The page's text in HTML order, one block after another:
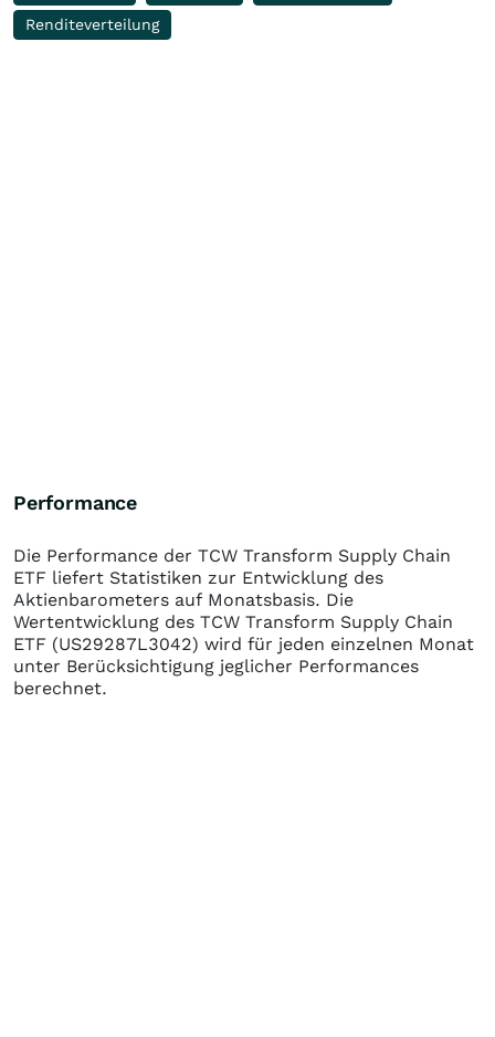
Renditeverteilung
Performance
Die Performance der TCW Transform Supply Chain
ETF liefert Statistiken zur Entwicklung des
Aktienbarometers auf Monatsbasis. Die
Wertentwicklung des TCW Transform Supply Chain
ETF (US29287L3042) wird für jeden einzelnen Monat
unter Berücksichtigung jeglicher Performances
berechnet.